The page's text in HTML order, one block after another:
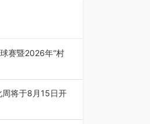
赛暨2026年“村
第二十三届“民
将于8月15日开
影像文化周媒体